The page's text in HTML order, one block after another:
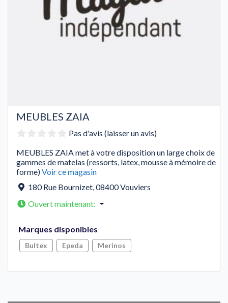
MEUBLES ZAIA
Pas d'avis (laisser un avis)
MEUBLES ZAIA met à votre disposition un large choix de
gammes de matelas (ressorts, latex, mousse à mémoire de
forme)Voir ce magasin
180 Rue Bournizet,08400Vouviers
Ouvert maintenant:
Marques disponibles
Bultex Epeda Merinos